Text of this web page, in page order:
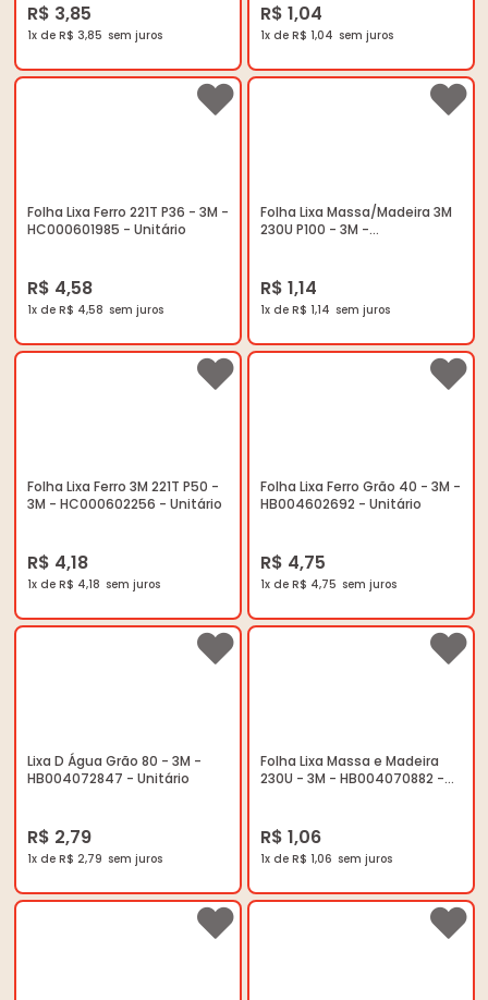
R$ 3,85
1x de R$ 3,85
R$ 1,04
1x de R$ 1,04
Folha Lixa Ferro 221T P36 - 3M -
HC000601985 - Unitário
R$ 4,58
1x de R$ 4,58
Folha Lixa Massa/Madeira 3M
230U P100 - 3M -
R$ 1,14
1x de R$ 1,14
Folha Lixa Ferro 3M 221T P50 -
3M - HC000602256 - Unitário
R$ 4,18
1x de R$ 4,18
Folha Lixa Ferro Grão 40 - 3M -
HB004602692 - Unitário
R$ 4,75
1x de R$ 4,75
Lixa D Água Grão 80 - 3M -
HB004072847 - Unitário
R$ 2,79
1x de R$ 2,79
Folha Lixa Massa e Madeira
230U - 3M - HB004070882 -
R$ 1,06
1x de R$ 1,06